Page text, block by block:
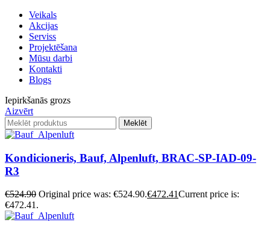
Veikals
Akcijas
Serviss
Projektēšana
Mūsu darbi
Kontakti
Blogs
Iepirkšanās grozs
Aizvērt
Meklēt
Kondicioneris, Bauf, Alpenluft, BRAC-SP-IAD-09-
R3
€524.90 Original price was: €524.90.€472.41Current price is:
€472.41.